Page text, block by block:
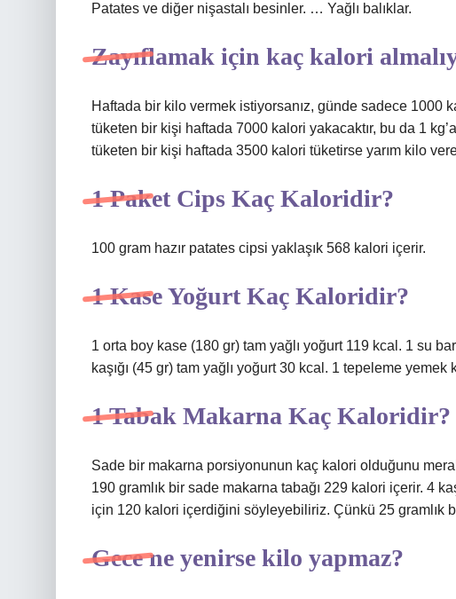
Patates ve diğer nişastalı besinler. … Yağlı balıklar.
Zayıflamak için kaç kalori
Haftada bir kilo vermek istiyorsanız, günde sadece 1000
tüketen bir kişi haftada 7000 kalori yakacaktır, bu da 1
tüketen bir kişi haftada 3500 kalori tüketirse yarım kilo
1 Paket Cips Kaç Kaloridir?
100 gram hazır patates cipsi yaklaşık 568 kalori içerir.
1 Kase Yoğurt Kaç Kaloridir?
1 orta boy kase (180 gr) tam yağlı yoğurt 119 kcal. 1 su
kaşığı (45 gr) tam yağlı yoğurt 30 kcal. 1 tepeleme yemek
1 Tabak Makarna Kaç Kaloridir?
Sade bir makarna porsiyonunun kaç kalori olduğunu
190 gramlık bir sade makarna tabağı 229 kalori içerir. 4
için 120 kalori içerdiğini söyleyebiliriz. Çünkü 25 gramlık
Gece ne yenirse kilo yapmaz?